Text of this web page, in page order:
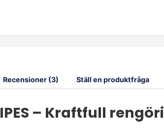
Recensioner (3) Ställ en produktfråga
– Kraftfull